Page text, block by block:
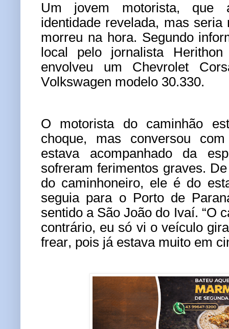
Um jovem motorista, que
identidade revelada, mas seria
morreu na hora. Segundo
local pelo jornalista
envolveu um Chevrolet
Volkswagen modelo 30.330.
O motorista do caminhão
choque, mas conversou
estava acompanhado da
sofreram ferimentos graves.
do caminhoneiro, ele é do
seguia para o Porto de
sentido a São João do Ivaí. “O
contrário, eu só vi o veículo
frear, pois já estava muito em